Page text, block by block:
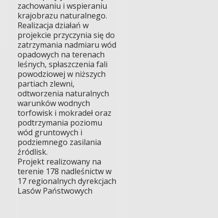
zachowaniu i wspieraniu
krajobrazu naturalnego.
Realizacja działań w
projekcie przyczynia się do
zatrzymania nadmiaru wód
opadowych na terenach
leśnych, spłaszczenia fali
powodziowej w niższych
partiach zlewni,
odtworzenia naturalnych
warunków wodnych
torfowisk i mokradeł oraz
podtrzymania poziomu
wód gruntowych i
podziemnego zasilania
źródlisk.
Projekt realizowany na
terenie 178 nadleśnictw w
17 regionalnych dyrekcjach
Lasów Państwowych